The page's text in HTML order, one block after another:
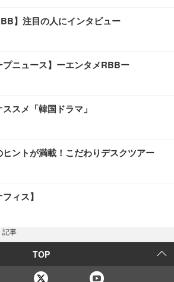
】注目の人にインタビュー
プニュース】ーエンタメRBBー
スメ「韓国ドラマ」
ントが満載！こだわりデスクツアー
ィス】
記事
TOP